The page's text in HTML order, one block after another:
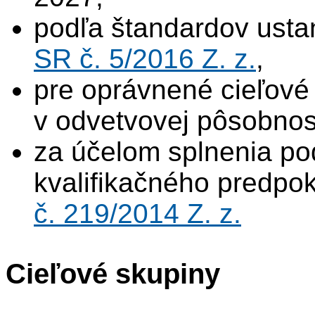
podľa štandardov
SR č. 5/2016 Z. z.,
pre oprávnené
v odvetvovej
za účelom splnenia
kvalifikačného
č. 219/2014 Z. z.
Cieľové skupiny